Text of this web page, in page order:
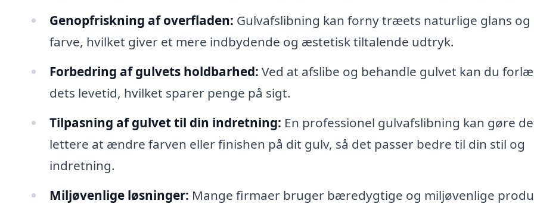
Genopfriskning af overfladen: Gulvafslibning kan forny træets naturlige glans og
farve, hvilket giver et mere indbydende og æstetisk tiltalende udtryk.
Forbedring af gulvets holdbarhed: Ved at afslibe og behandle gulvet kan du
dets levetid, hvilket sparer penge på sigt.
Tilpasning af gulvet til din indretning: En professionel gulvafslibning kan gøre
lettere at ændre farven eller finishen på dit gulv, så det passer bedre til din stil og
indretning.
Miljøvenlige løsninger: Mange firmaer bruger bæredygtige og miljøvenlige